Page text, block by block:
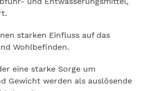
starken Einfluss auf das
Wohlbefinden.
eine starke Sorge um
Gewicht werden als auslösende